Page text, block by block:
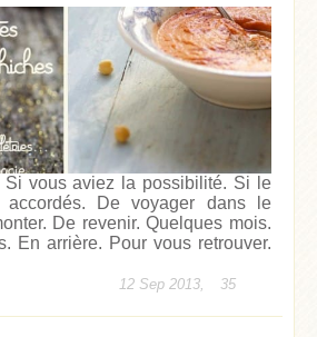
Si vous aviez la possibilité. Si le
De voyager dans le
De revenir. Quelques mois.
En arrière. Pour vous retrouver.
12 Sep 2013, 35